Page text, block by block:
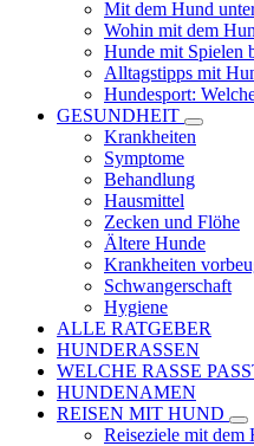
Mit dem Hund
Wohin mit dem
Hunde mit Spielen
Alltagstipps mit
Hundesport:
GESUNDHEIT
Krankheiten
Symptome
Behandlung
Hausmittel
Zecken und Flöhe
Ältere Hunde
Krankheiten
Schwangerschaft
Hygiene
ALLE RATGEBER
HUNDERASSEN
WELCHE RASSE
HUNDENAMEN
REISEN MIT HUND
Reiseziele mit dem